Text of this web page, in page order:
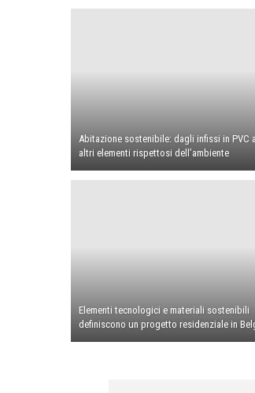
Abitazione sostenibile: dagli infissi in PVC
altri elementi rispettosi dell’ambiente
Elementi tecnologici e materiali sostenibili
definiscono un progetto residenziale in